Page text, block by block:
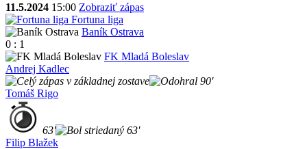
11.5.2024 15:00 Zobraziť zápas
Fortuna liga
Baník Ostrava
0 : 1
FK Mladá Boleslav
Andrej Kadlec
90'
Tomáš Rigo
63'
63'
Filip Blažek